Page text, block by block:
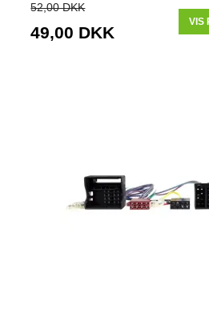
52,00 DKK
49,00 DKK
VIS